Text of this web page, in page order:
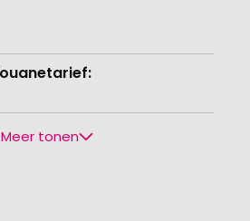
Meer tonen